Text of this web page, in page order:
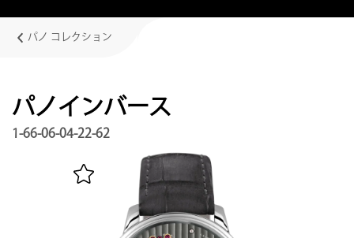
ブティックとショップ
連絡先
お問い合わせはこちら
マイアカウント
グラスヒュッテ・オリジナルを登録する
パノ コレクション
パノインバース
1-66-06-04-22-62